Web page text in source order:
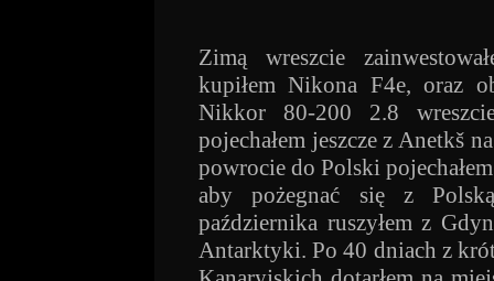
Zimą wreszcie
kupiłem Nikona F4e, oraz
Nikkor 80-200 2.8
pojechałem jeszcze z Anetkš
powrocie do Polski
aby pożegnać się z
października ruszyłem z
Antarktyki. Po 40 dniach z